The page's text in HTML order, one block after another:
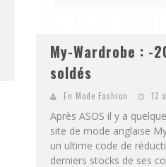
My-Wardrobe : -
soldés
En Mode Fashion 12
Après ASOS il y a
site de mode anglaise
un ultime code de
derniers stocks de ses